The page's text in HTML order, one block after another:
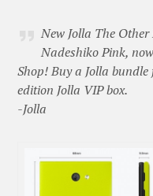
New Jolla The
Nadeshiko Pink,
Shop! Buy a Jolla
edition Jolla VIP box.
-Jolla